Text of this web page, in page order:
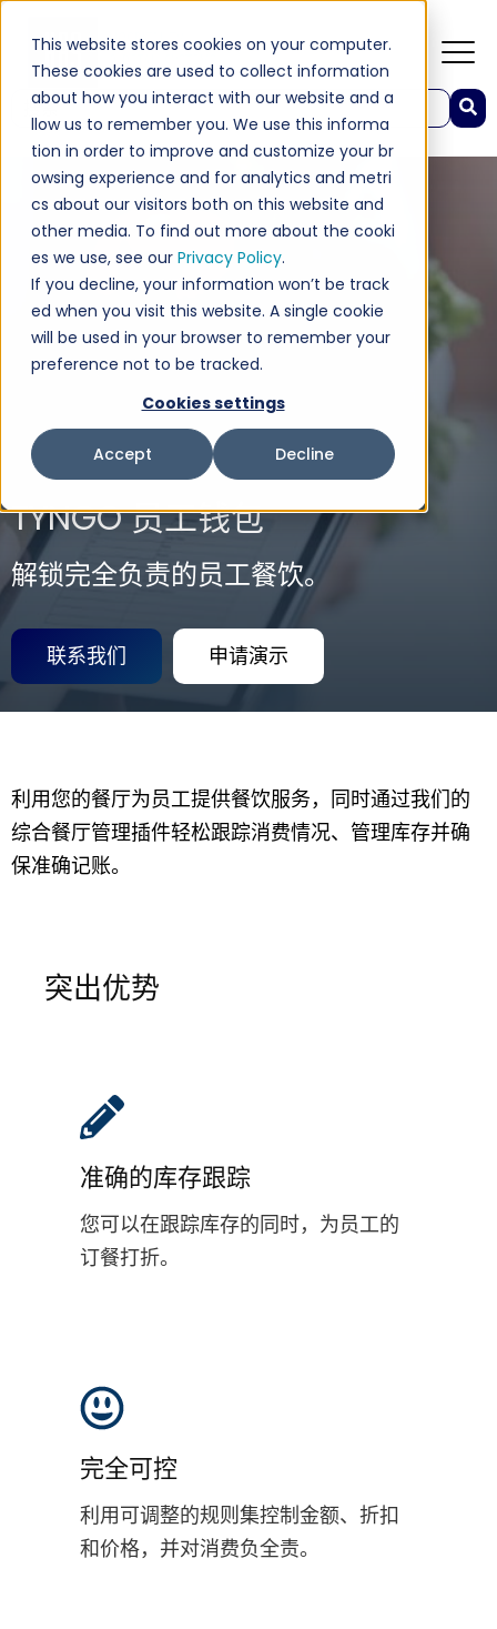
This website stores cookies on your computer.
These cookies are used to collect information
about how you interact with our website and a
llow us to remember you. We use this informa
tion in order to improve and customize your br
owsing experience and for analytics and metri
cs about our visitors both on this website and
other media. To find out more about the cooki
es we use, see our Privacy Policy.
If you decline, your information won’t be track
ed when you visit this website. A single cookie
will be used in your browser to remember your
preference not to be tracked.
Cookies settings
Accept Decline
这是一个附加了自动建议功能的搜索字段。
没有建议，因为搜索字段为空。
TYNGO 员工钱包
解锁完全负责的员工餐饮。
联系我们 申请演示
利用您的餐厅为员工提供餐饮服务，同时通过我们的
综合餐厅管理插件轻松跟踪消费情况、管理库存并确
保准确记账。
突出优势
准确的库存跟踪
您可以在跟踪库存的同时，为员工的
订餐打折。
完全可控
利用可调整的规则集控制金额、折扣
和价格，并对消费负全责。